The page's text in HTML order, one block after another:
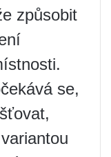
způsobit
se,